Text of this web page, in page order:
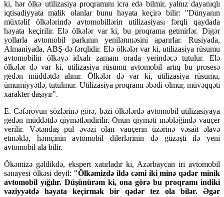
ki, hər ölkə utilizasiya proqramını icra edə bilmir, yalnız dayanıqlı
iqtisadiyyata malik olanlar bunu həyata keçirə bilir: "Dünyanın
müxtəlif ölkələrində avtomobillərin utilizasiyası fərqli qaydada
həyata keçirilir. Elə ölkələr var ki, bu proqrama getmirlər. Digər
yollarla avtomobil parkının yenilənməsini aparırlar. Rusiyada,
Almaniyada, ABŞ-də fərqlidir. Elə ölkələr var ki, utilizasiya rüsumu
avtomobilin ölkəyə idxalı zamanı orada yerindəcə tutulur. Elə
ölkələr də var ki, utilizasiya rüsumu avtomobil artıq bu prosesə
gedən müddətdə alınır. Ölkələr də var ki, utilizasiya rüsumu,
ümumiyyətlə, tutulmur. Utilizasiya proqramı əbədi olmur, müvəqqəti
xarakter daşıyır".
E. Cəfərovun sözlərinə görə, bəzi ölkələrdə avtomobil utilizasiyaya
gedən müddətdə qiymətləndirilir. Onun qiyməti məbləğində vauçer
verilir. Vətəndaş pul əvəzi olan vauçerin üzərinə vəsait əlavə
etməklə, həmçinin avtomobil dilerlərinin də güzəşti ilə yeni
avtomobil ala bilir.
Ökəmizə gəldikdə, ekspert xatırladır ki, Azərbaycan iri avtomobil
sənayesi ölkəsi deyil: "Ölkəmizdə ildə cəmi iki minə qədər minik
avtomobil yığılır. Düşünürəm ki, ona görə bu proqramı indiki
vəziyyətdə həyata keçirmək bir qədər tez ola bilər. Əgər